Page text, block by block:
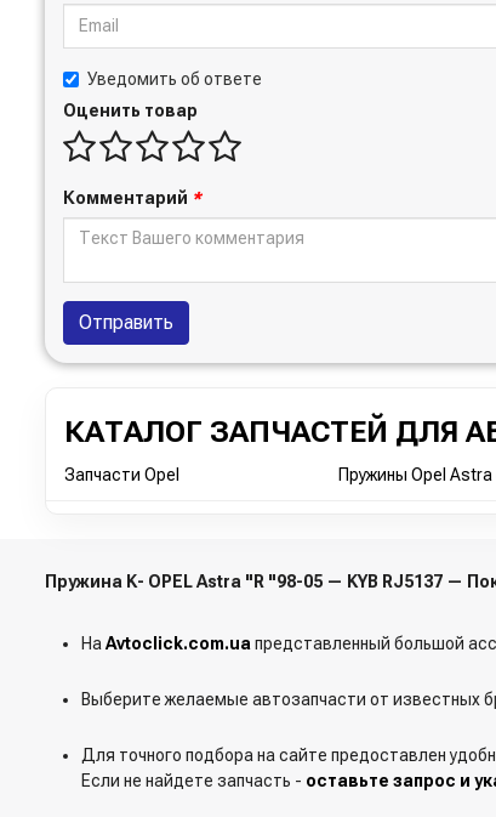
Уведомить об ответе
Оценить товар
Комментарий *
Отправить
КАТАЛОГ ЗАПЧАСТЕЙ ДЛЯ
Запчасти Opel Пружины Opel Astra
Пружина K- OPEL Astra "R "98-05 — KYB RJ5137 —
На Avtoclick.com.ua представленный большой
Выберите желаемые автозапчасти от известных
Для точного подбора на сайте предоставлен
Если не найдете запчасть - оставьте запрос и